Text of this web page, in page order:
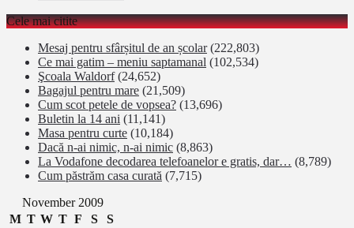
Cele mai citite
Mesaj pentru sfârșitul de an școlar (222,803)
Ce mai gatim – meniu saptamanal (102,534)
Şcoala Waldorf (24,652)
Bagajul pentru mare (21,509)
Cum scot petele de vopsea? (13,696)
Buletin la 14 ani (11,141)
Masa pentru curte (10,184)
Dacă n-ai nimic, n-ai nimic (8,863)
La Vodafone decodarea telefoanelor e gratis, dar… (8,789)
Cum păstrăm casa curată (7,715)
November 2009
M T W T F S
S